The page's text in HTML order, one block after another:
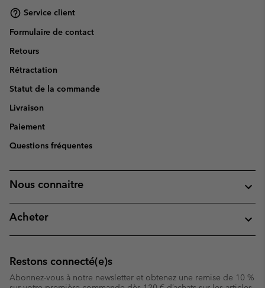
Service client
Formulaire de contact
Retours
Rétractation
Statut de la commande
Livraison
Paiement
Questions fréquentes
Nous connaitre
Acheter
Restons connecté(e)s
Abonnez-vous à notre newsletter et obtenez une remise de 10 %